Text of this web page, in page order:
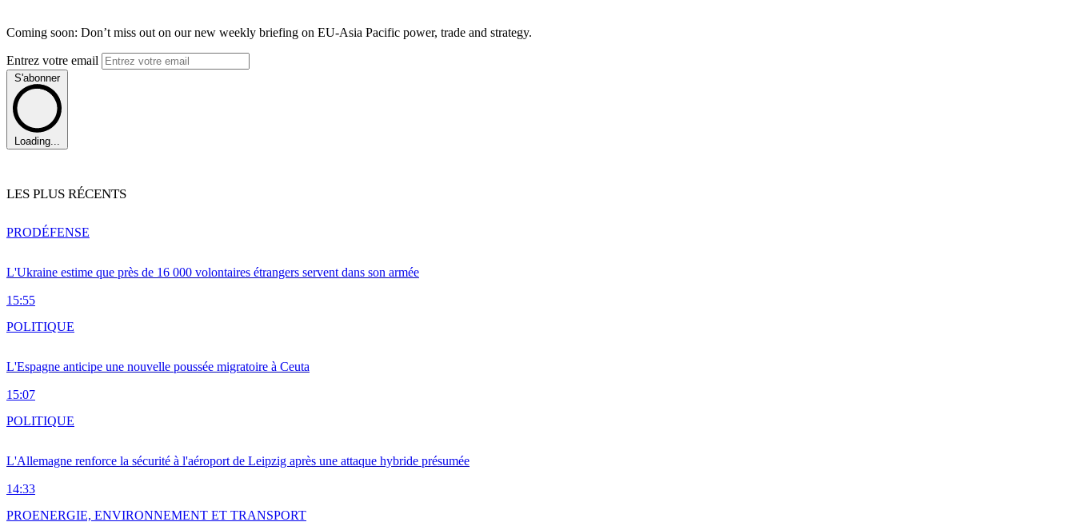
Coming soon: Don’t miss out on our new weekly briefing on EU-Asia Pacific power, trade and strategy.
Entrez votre email
S'abonner
Loading...
LES PLUS RÉCENTS
L'Ukraine estime que près de 16 000 volontaires étrangers servent dans son armée
15:55
PRODÉFENSE
L'Espagne anticipe une nouvelle poussée migratoire à Ceuta
15:07
POLITIQUE
L'Allemagne renforce la sécurité à l'aéroport de Leipzig après une attaque hybride présumée
14:33
POLITIQUE
PROENERGIE, ENVIRONNEMENT ET TRANSPORT